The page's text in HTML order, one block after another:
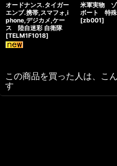
オードナンス.タイガー
エンブ.携帯,スマフォ,i
phone,デジカメ,ケー
ス 陸自迷彩 自衛隊
[TELM1F1018]
米軍実物 ゾ
ボート 特
[zb001]
この商品を買った人は、こ
す